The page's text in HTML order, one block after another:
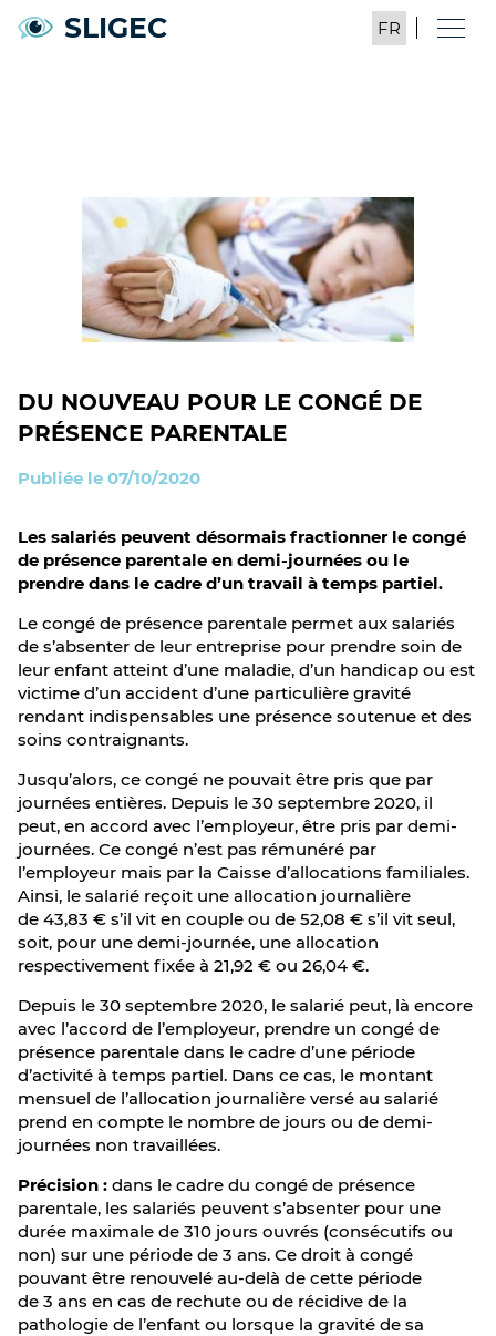
SLIGEC
DU NOUVEAU POUR LE CONGÉ DE
PRÉSENCE PARENTALE
Publiée le 07/10/2020
Les salariés peuvent désormais fractionner le congé
de présence parentale en demi-journées ou le
prendre dans le cadre d’un travail à temps partiel.
Le congé de présence parentale permet aux salariés
de s’absenter de leur entreprise pour prendre soin de
leur enfant atteint d’une maladie, d’un handicap ou est
victime d’un accident d’une particulière gravité
rendant indispensables une présence soutenue et des
soins contraignants.
Jusqu’alors, ce congé ne pouvait être pris que par
journées entières. Depuis le 30 septembre 2020, il
peut, en accord avec l’employeur, être pris par demi-
journées. Ce congé n’est pas rémunéré par
l’employeur mais par la Caisse d’allocations familiales.
Ainsi, le salarié reçoit une allocation journalière
de 43,83 € s’il vit en couple ou de 52,08 € s’il vit seul,
soit, pour une demi-journée, une allocation
respectivement fixée à 21,92 € ou 26,04 €.
Depuis le 30 septembre 2020, le salarié peut, là encore
avec l’accord de l’employeur, prendre un congé de
présence parentale dans le cadre d’une période
d’activité à temps partiel. Dans ce cas, le montant
mensuel de l’allocation journalière versé au salarié
prend en compte le nombre de jours ou de demi-
journées non travaillées.
Précision : dans le cadre du congé de présence
parentale, les salariés peuvent s’absenter pour une
durée maximale de 310 jours ouvrés (consécutifs ou
non) sur une période de 3 ans. Ce droit à congé
pouvant être renouvelé au-delà de cette période
de 3 ans en cas de rechute ou de récidive de la
pathologie de l’enfant ou lorsque la gravité de sa